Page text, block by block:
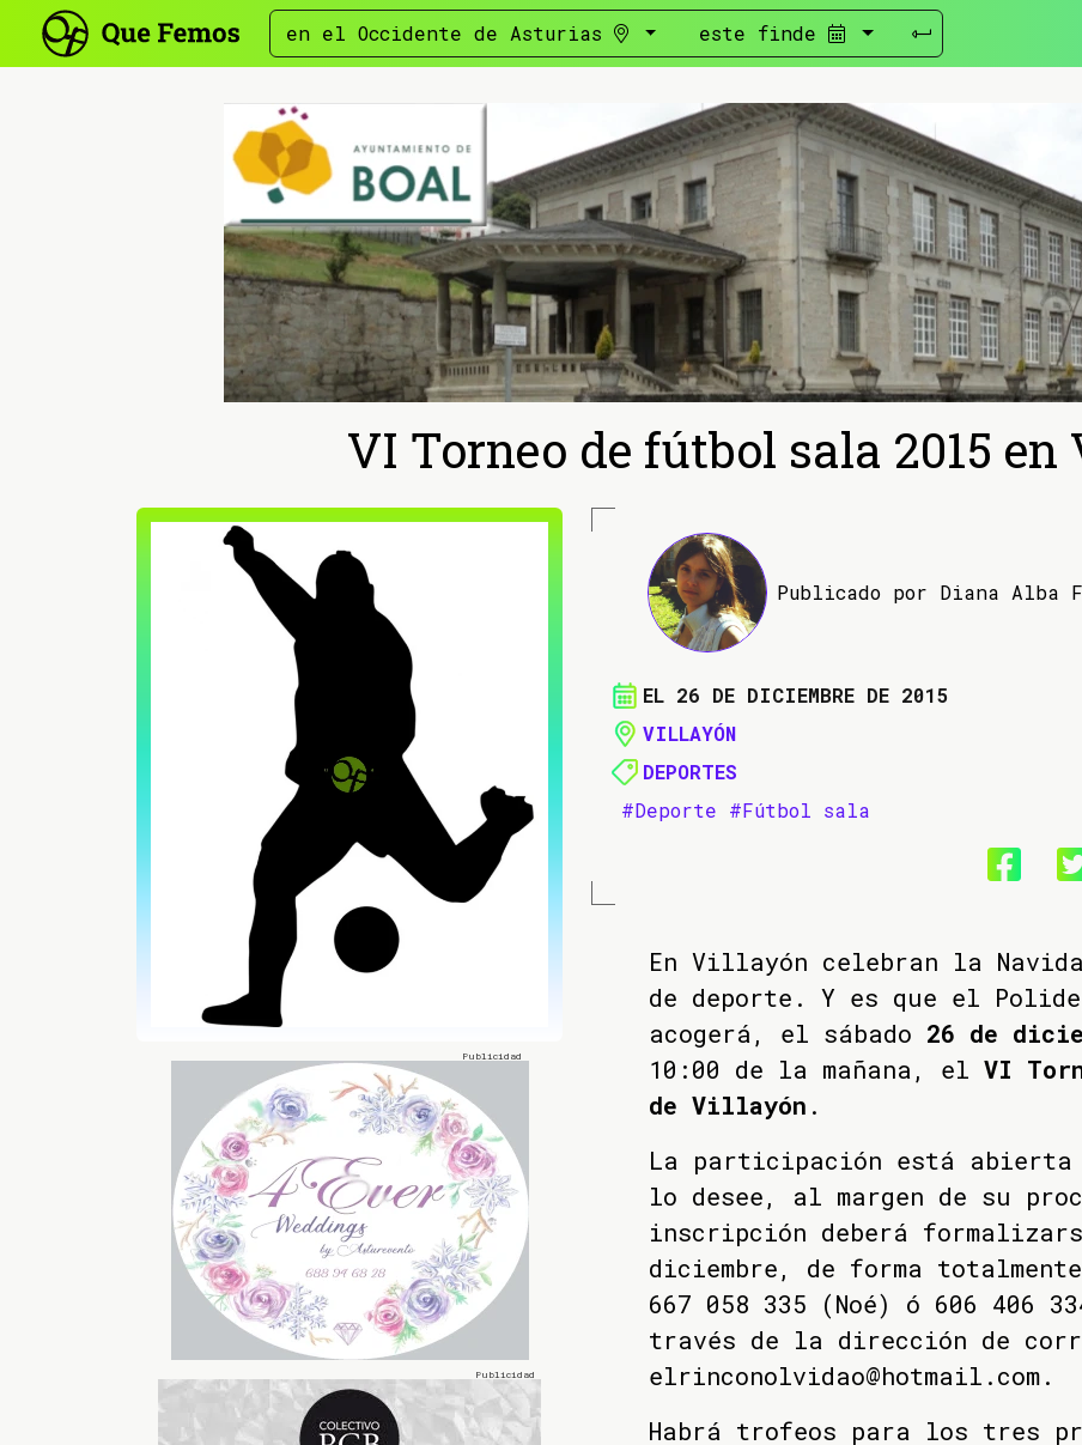
en el Occidente de Asturias este finde
VI Torneo de fútbol sala 2015
Publicado por Diana Alba
EL 26 DE DICIEMBRE DE 2015
VILLAYÓN
DEPORTES
#Deporte #Fútbol sala
En Villayón celebran la
de deporte. Y es que el
acogerá, el sábado 26 de
10:00 de la mañana, el VI
de Villayón .
La participación está abierta
lo desee, al margen de su
inscripción deberá
diciembre, de forma
667 058 335 (Noé) ó 606 406
través de la dirección de
elrinconolvidao@hotmail.com.
Habrá trofeos para los tres